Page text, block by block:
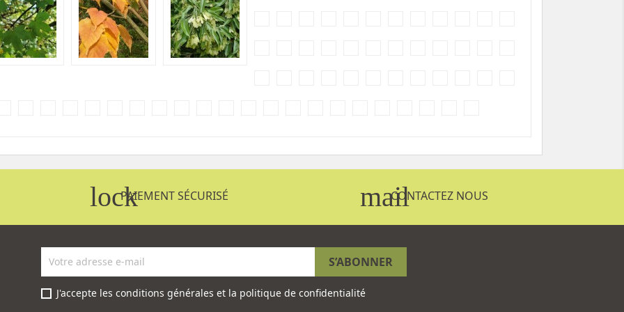
lockPAIEMENT SÉCURISÉ mailCONTACTEZ NOUS
J'accepte les conditions générales et la politique de confidentialité